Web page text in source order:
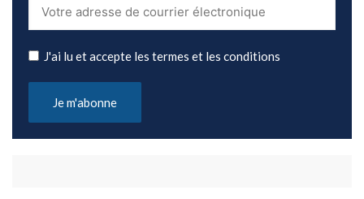
J'ai lu et accepte les termes et les conditions